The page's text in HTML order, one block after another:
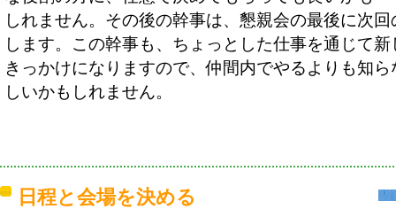
しれません。その後の幹事は、懇親会の最後に次
します。この幹事も、ちょっとした仕事を通じて
きっかけになりますので、仲間内でやるよりも知
しいかもしれません。
日程と会場を決める